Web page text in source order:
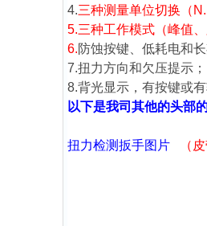
4.三种测量单位切换（
5.三种工作模式（峰值
6.防蚀按键、低耗电和
7.扭力方向和欠压提示；
8.背光显示，有按键或
以下是我司其他的头部
扭力检测扳手图片 （